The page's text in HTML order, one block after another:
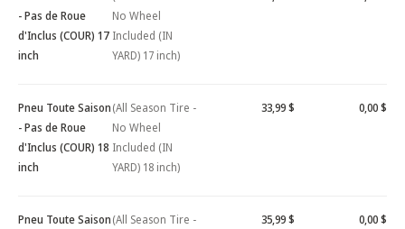
- Pas de Roue
d'Inclus (COUR) 17
inch
No Wheel
Included (IN
YARD) 17 inch)
Pneu Toute Saison
- Pas de Roue
d'Inclus (COUR) 18
inch
(All Season Tire -
No Wheel
Included (IN
YARD) 18 inch)
33,99 $ 0,00 $
Pneu Toute Saison(All Season Tire -
35,99 $ 0,00 $